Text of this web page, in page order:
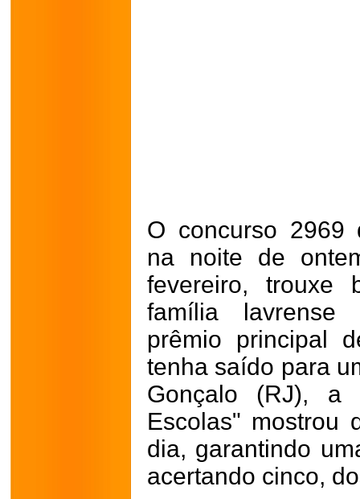
O concurso 2969
na noite de
fevereiro, trouxe
família lavrense
prêmio principal
tenha saído para
Gonçalo (RJ),
Escolas" mostrou
dia, garantindo
acertando cinco,